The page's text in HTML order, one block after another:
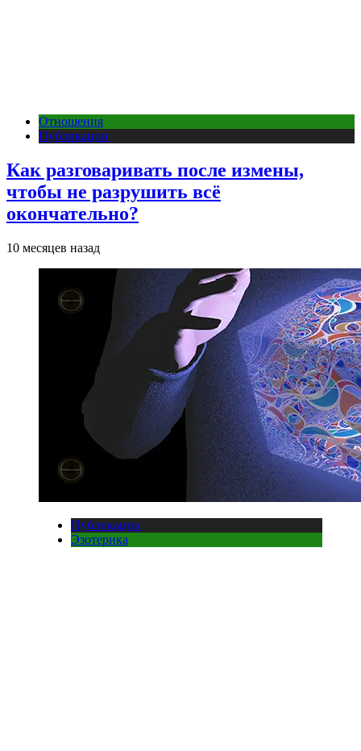
Отношения
Публикации
Как разговаривать после измены,
чтобы не разрушить всё
окончательно?
10 месяцев назад
Публикации
Эзотерика